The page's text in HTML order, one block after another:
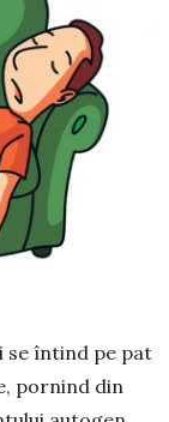
se în­tind pe pat
por­nind din